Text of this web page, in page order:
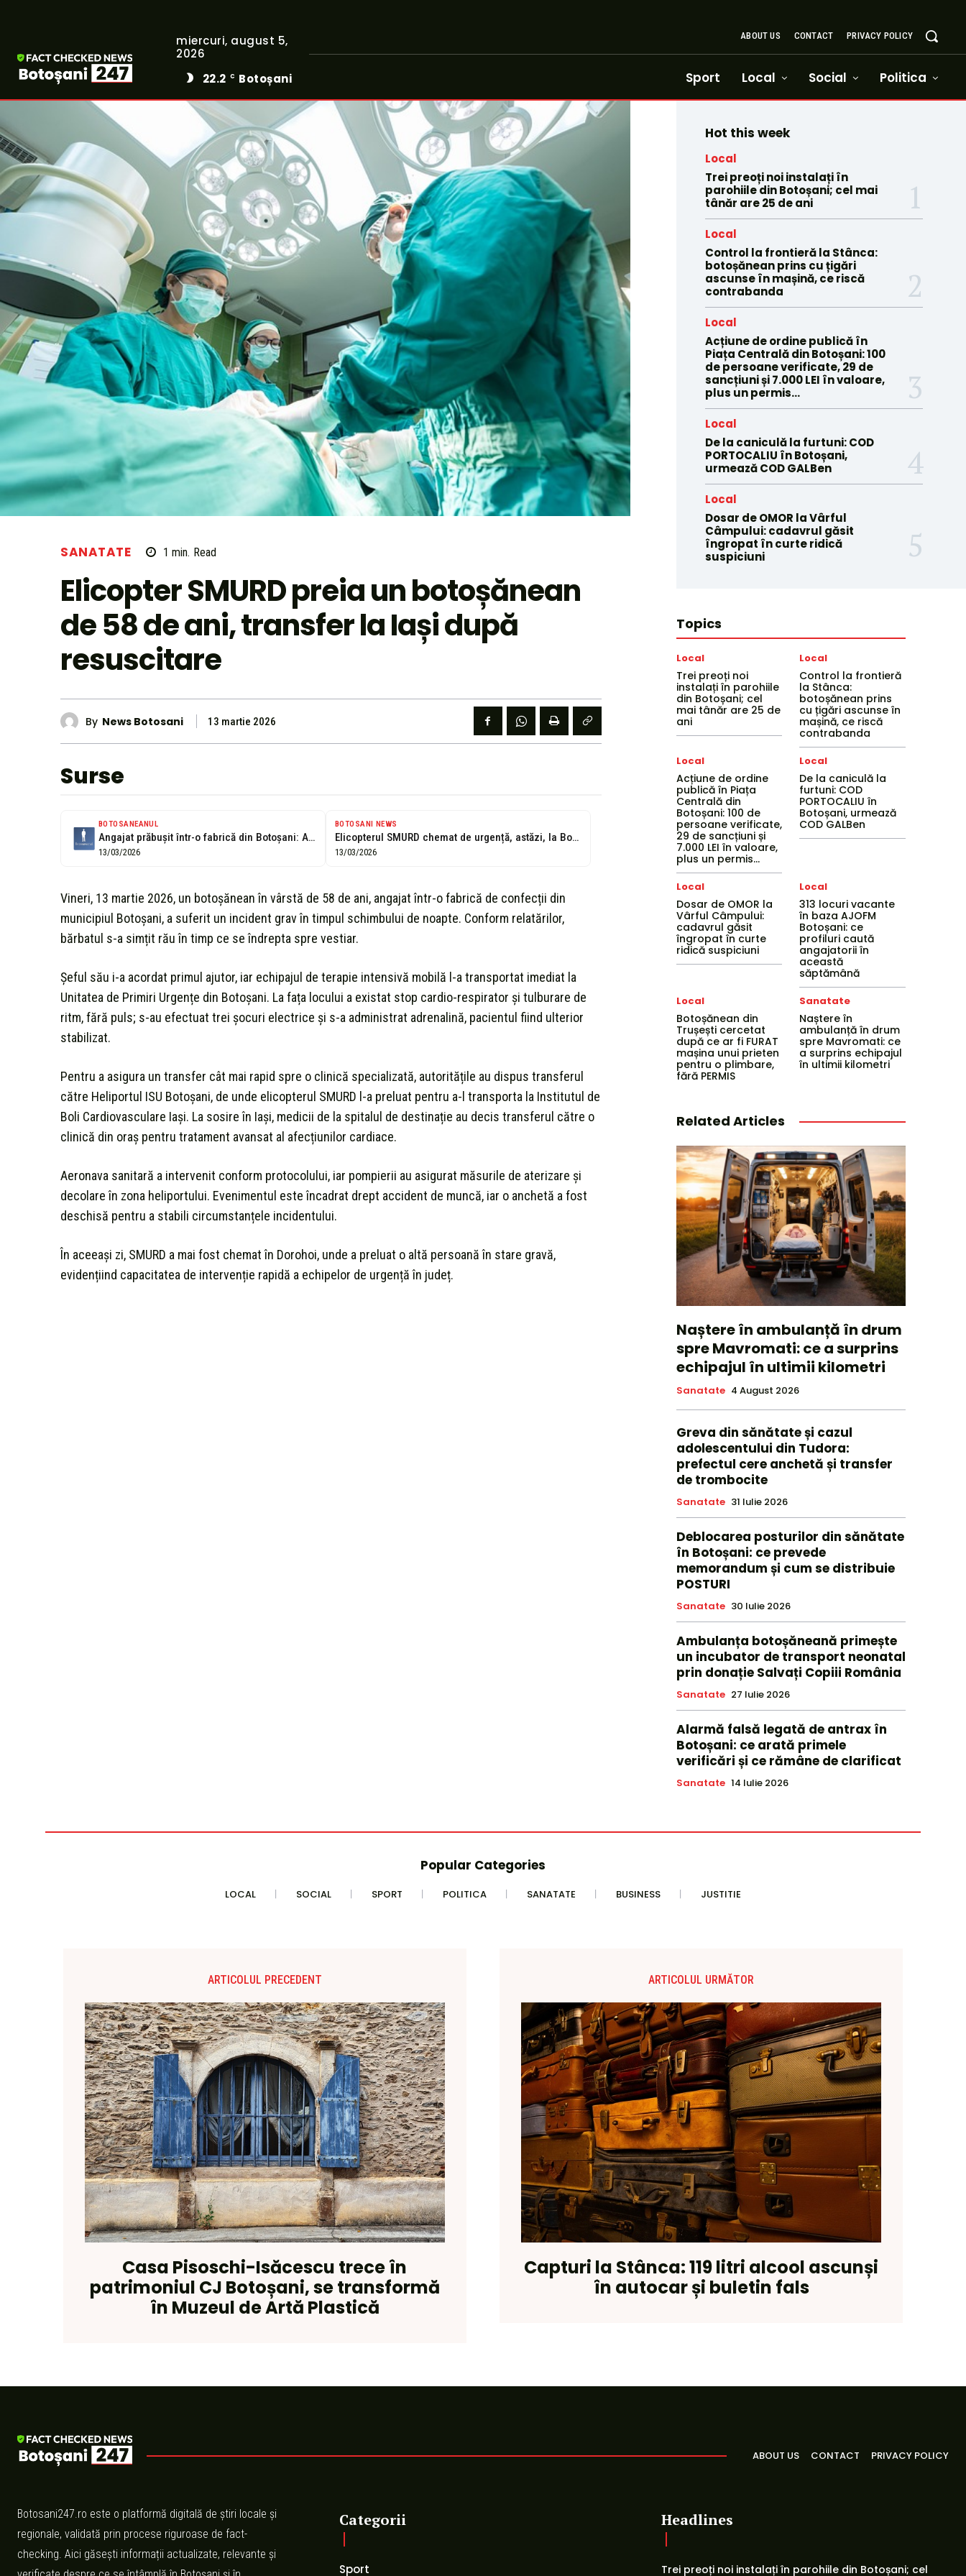
miercuri, august 5,
2026
22.2 C Botoșani
ABOUT US CONTACT PRIVACY POLICY
Sport Local Social Politica
SANATATE 1 min. Read
Elicopter SMURD preia un botoșănean
de 58 de ani, transfer la Iași după
resuscitare
By News Botosani 13 martie 2026
Surse
BOTOSANEANUL
Angajat prăbușit într-o fabrică din Botoșani: A fost transferat cu elicopterul la...
13/03/2026
BOTOSANI NEWS
Elicopterul SMURD chemat de urgență, astăzi, la Botoșani. Un bărbat este în...
13/03/2026
Vineri, 13 martie 2026, un botoșănean în vârstă de 58 de ani, angajat într-o fabrică de confecții din
municipiul Botoșani, a suferit un incident grav în timpul schimbului de noapte. Conform relatărilor,
bărbatul s-a simțit rău în timp ce se îndrepta spre vestiar.
Șeful său i-a acordat primul ajutor, iar echipajul de terapie intensivă mobilă l-a transportat imediat la
Unitatea de Primiri Urgențe din Botoșani. La fața locului a existat stop cardio-respirator și tulburare de
ritm, fără puls; s-au efectuat trei șocuri electrice și s-a administrat adrenalină, pacientul fiind ulterior
stabilizat.
Pentru a asigura un transfer cât mai rapid spre o clinică specializată, autoritățile au dispus transferul
către Heliportul ISU Botoșani, de unde elicopterul SMURD l-a preluat pentru a-l transporta la Institutul de
Boli Cardiovasculare Iași. La sosire în Iași, medicii de la spitalul de destinație au decis transferul către o
clinică din oraș pentru tratament avansat al afecțiunilor cardiace.
Aeronava sanitară a intervenit conform protocolului, iar pompierii au asigurat măsurile de aterizare și
decolare în zona heliportului. Evenimentul este încadrat drept accident de muncă, iar o anchetă a fost
deschisă pentru a stabili circumstanțele incidentului.
În aceeași zi, SMURD a mai fost chemat în Dorohoi, unde a preluat o altă persoană în stare gravă,
evidențiind capacitatea de intervenție rapidă a echipelor de urgență în județ.
Hot this week
Local
Trei preoți noi instalați în
parohiile din Botoșani; cel mai
tânăr are 25 de ani
Local
Control la frontieră la Stânca:
botoșănean prins cu țigări
ascunse în mașină, ce riscă
contrabanda
Local
Acțiune de ordine publică în
Piața Centrală din Botoșani: 100
de persoane verificate, 29 de
sancțiuni și 7.000 LEI în valoare,
plus un permis...
Local
De la caniculă la furtuni: COD
PORTOCALIU în Botoșani,
urmează COD GALBen
Local
Dosar de OMOR la Vârful
Câmpului: cadavrul găsit
îngropat în curte ridică
suspiciuni
Topics
Local
Trei preoți noi
instalați în parohiile
din Botoșani; cel
mai tânăr are 25 de
ani
Local
Control la frontieră
la Stânca:
botoșănean prins
cu țigări ascunse în
mașină, ce riscă
contrabanda
Local
Acțiune de ordine
publică în Piața
Centrală din
Botoșani: 100 de
persoane verificate,
29 de sancțiuni și
7.000 LEI în valoare,
plus un permis...
Local
De la caniculă la
furtuni: COD
PORTOCALIU în
Botoșani, urmează
COD GALBen
Local
Dosar de OMOR la
Vârful Câmpului:
cadavrul găsit
îngropat în curte
ridică suspiciuni
Local
313 locuri vacante
în baza AJOFM
Botoșani: ce
profiluri caută
angajatorii în
această
săptămână
Local
Botoșănean din
Trușești cercetat
după ce ar fi FURAT
mașina unui prieten
pentru o plimbare,
fără PERMIS
Sanatate
Naștere în
ambulanță în drum
spre Mavromati: ce
a surprins echipajul
în ultimii kilometri
Related Articles
Naștere în ambulanță în drum
spre Mavromati: ce a surprins
echipajul în ultimii kilometri
Sanatate 4 August 2026
Greva din sănătate și cazul
adolescentului din Tudora:
prefectul cere anchetă și transfer
de trombocite
Sanatate 31 Iulie 2026
Deblocarea posturilor din sănătate
în Botoșani: ce prevede
memorandum și cum se distribuie
POSTURI
Sanatate 30 Iulie 2026
Ambulanța botoșăneană primește
un incubator de transport neonatal
prin donație Salvați Copiii România
Sanatate 27 Iulie 2026
Alarmă falsă legată de antrax în
Botoșani: ce arată primele
verificări și ce rămâne de clarificat
Sanatate 14 Iulie 2026
Popular Categories
LOCAL SOCIAL SPORT POLITICA SANATATE BUSINESS JUSTITIE
ARTICOLUL PRECEDENT
Casa Pisoschi-Isăcescu trece în
patrimoniul CJ Botoșani, se transformă
în Muzeul de Artă Plastică
ARTICOLUL URMĂTOR
Capturi la Stânca: 119 litri alcool ascunși
în autocar și buletin fals
ABOUT US CONTACT PRIVACY POLICY
Botosani247.ro este o platformă digitală de știri locale și
regionale, validată prin procese riguroase de fact-
checking. Aici găsești informații actualizate, relevante și
Categorii
Sport
Headlines
Trei preoți noi instalați în parohiile din Botoșani; cel